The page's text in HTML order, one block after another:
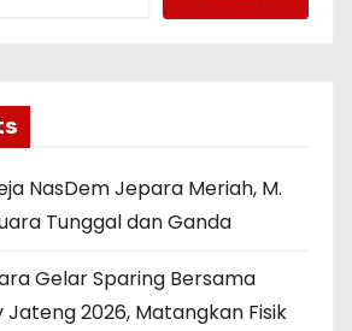
NasDem Jepara Meriah, M.
Tunggal dan Ganda
Gelar Sparing Bersama
Jateng 2026, Matangkan Fisik